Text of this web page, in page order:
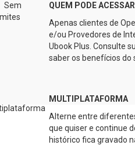
QUEM PODE
Apenas clientes de
e/ou Provedores de
Ubook Plus. Consulte
saber os benefícios do
MULTIPLATAFORMA
Alterne entre
que quiser e continue
histórico fica gravado